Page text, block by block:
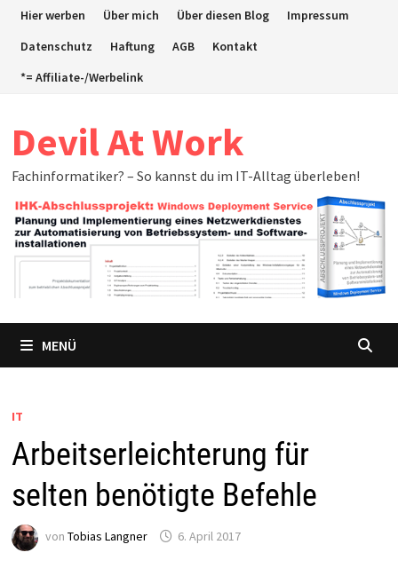
ZumHier werben Über mich Über diesen Blog
Impressum
Datenschutz
Haftung AGB
Kontakt
*= Affiliate-/Werbelink
Devil At Work
Fachinformatiker? – So kannst du im IT-Alltag überleben!
MENÜ
IT
Arbeitserleichterung für
selten benötigte Befehle
von Tobias Langner 6. April 2017